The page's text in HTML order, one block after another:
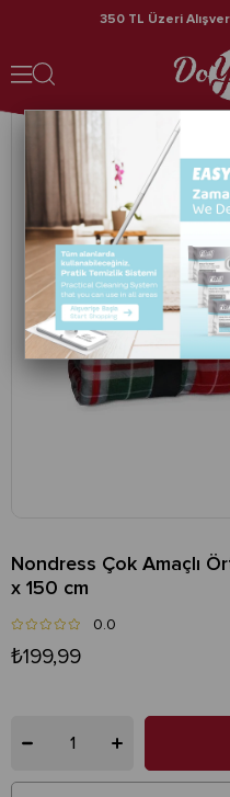
350 TL Üzeri
Nondress Çok Amaçlı
x 150 cm
0.0
₺199,99